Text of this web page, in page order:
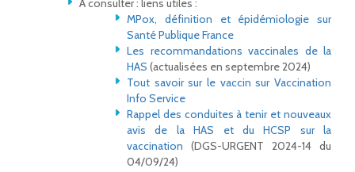
A consulter : liens utiles :
MPox, définition et épidémiologie sur
Santé Publique France
Les recommandations vaccinales de la
HAS (actualisées en septembre 2024)
Tout savoir sur le vaccin sur Vaccination
Info Service
Rappel des conduites à tenir et nouveaux
avis de la HAS et du HCSP sur la
vaccination (DGS-URGENT 2024-14 du
04/09/24)